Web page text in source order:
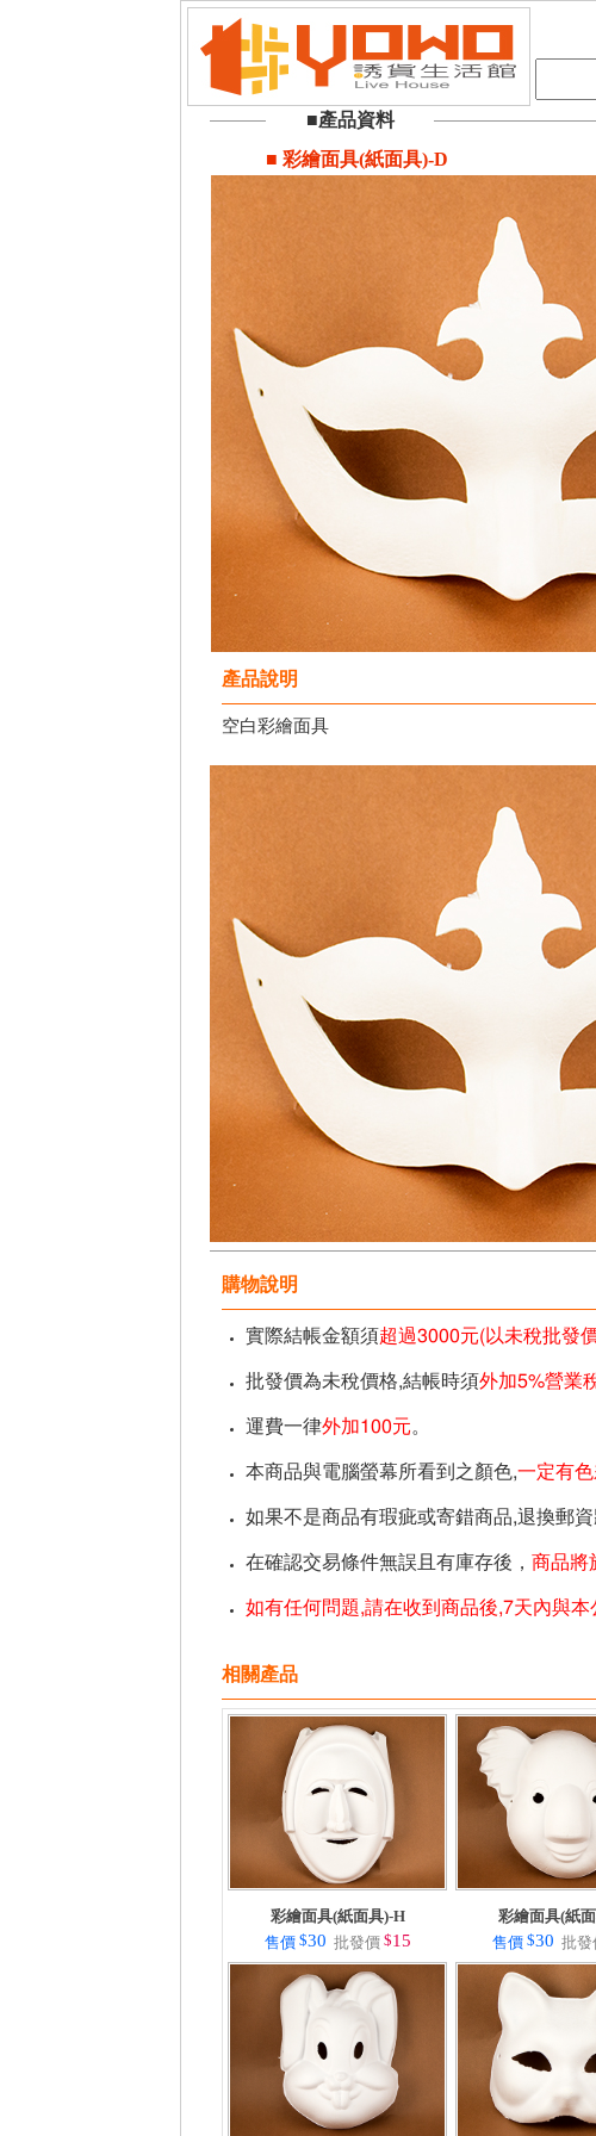
■產品資料
■ 彩繪面具(紙面具)-D
產品說明
空白彩繪面具
購物說明
實際結帳金額須超過3000元(以未稅批發
批發價為未稅價格,結帳時須外加5%營業
運費一律外加100元。
本商品與電腦螢幕所看到之顏色,一定有
如果不是商品有瑕疵或寄錯商品,退換郵資
在確認交易條件無誤且有庫存後， 商品將
如有任何問題,請在收到商品後,7天內與本
相關產品
彩繪面具(紙面具)-H
售價 $30 批發價 $15
彩繪面具(紙
售價 $30 批發